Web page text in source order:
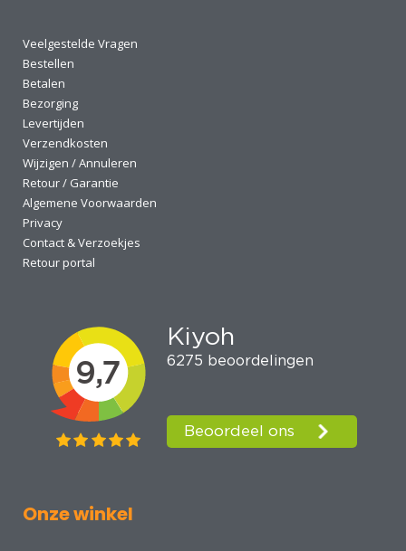
Veelgestelde Vragen
Bestellen
Betalen
Bezorging
Levertijden
Verzendkosten
Wijzigen / Annuleren
Retour / Garantie
Algemene Voorwaarden
Privacy
Contact & Verzoekjes
Retour portal
Onze winkel